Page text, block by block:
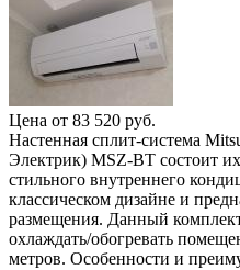
Цена от 83 520 руб.
Настенная сплит-система
Электрик) MSZ-BT состоит
стильного внутреннего
классическом дизайне и
размещения. Данный
охлаждать/обогревать
метров. Особенности и